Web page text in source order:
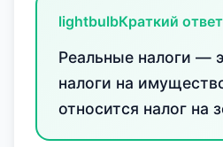
lightbulbКраткий ответ
Реальные налоги —
налоги на
относится налог на